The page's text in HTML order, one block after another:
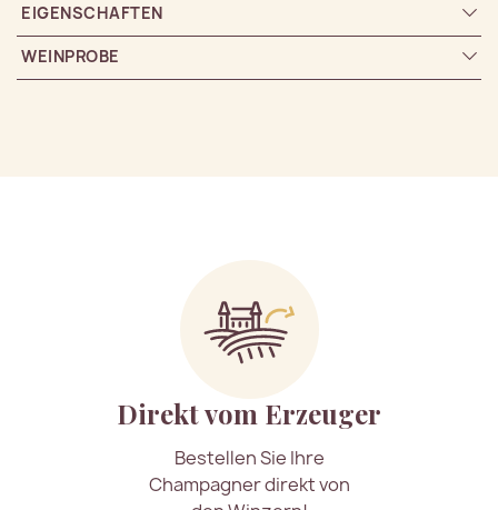
EIGENSCHAFTEN
WEINPROBE
Direkt vom Erzeuger
Bestellen Sie Ihre
Champagner direkt von